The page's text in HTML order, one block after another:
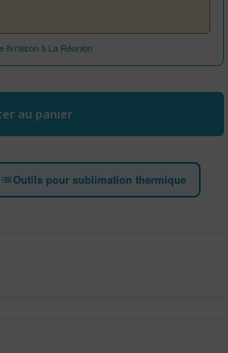
livraison à La Réunion
au panier
Outils pour sublimation thermique